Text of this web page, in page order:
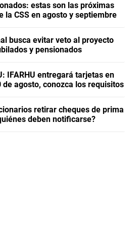
estas son las próximas
la CSS en agosto y septiembre
busca evitar veto al proyecto
y pensionados
IFARHU entregará tarjetas en
de agosto, conozca los requisitos
retirar cheques de prima
deben notificarse?